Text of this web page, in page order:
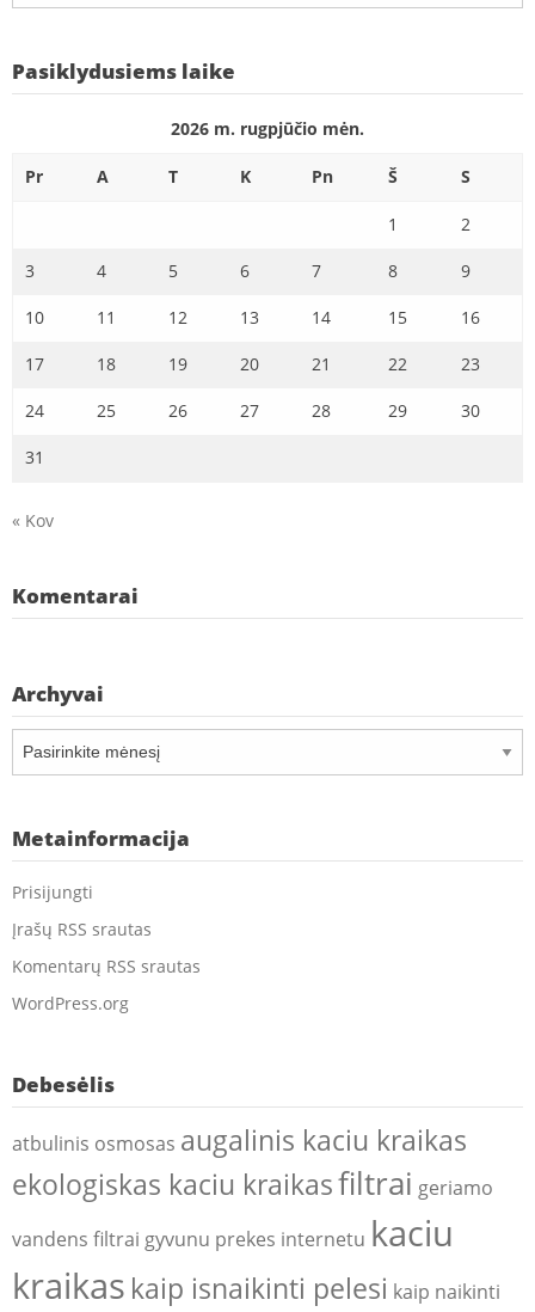
Pasiklydusiems laike
2026 m. rugpjūčio mėn.
Pr A T K Pn Š S
1 2
3 4 5 6 7 8 9
10 11 12 13 14 15 16
17 18 19 20 21 22 23
24 25 26 27 28 29 30
31
« Kov
Komentarai
Archyvai
Archyvai
Metainformacija
Prisijungti
Įrašų RSS srautas
Komentarų RSS srautas
WordPress.org
Debesėlis
atbulinis osmosas augalinis kaciu kraikas
ekologiskas kaciu kraikasfiltrai geriamo
vandens filtrai gyvunu prekes internetu kaciu
kraikas kaip isnaikinti pelesi kaip naikinti